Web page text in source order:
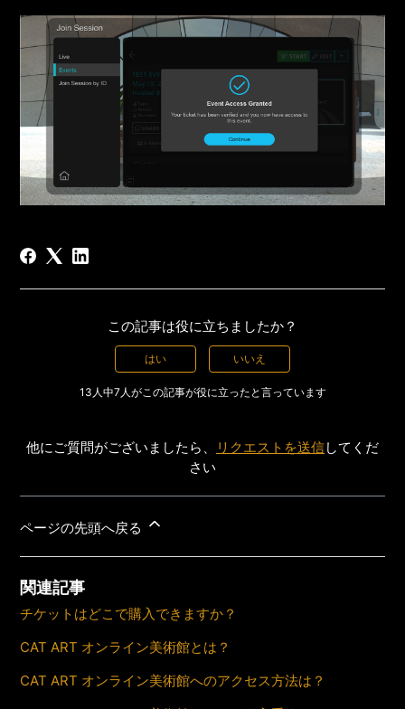
この記事は役に立ちましたか？
はい いいえ
13人中7人がこの記事が役に立ったと言っています
他にご質問がございましたら、 リクエストを送信してくだ
さい
ページの先頭へ戻る
関連記事
チケットはどこで購入できますか？
CAT ART オンライン美術館とは？
CAT ART オンライン美術館へのアクセス方法は？